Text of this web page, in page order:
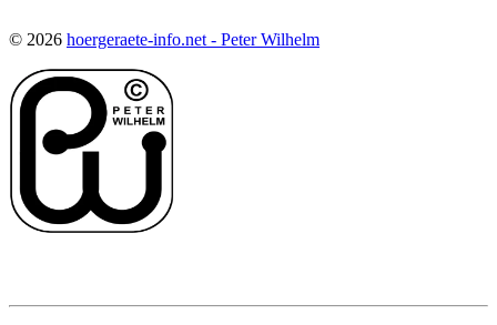
© 2026 hoergeraete-info.net - Peter Wilhelm